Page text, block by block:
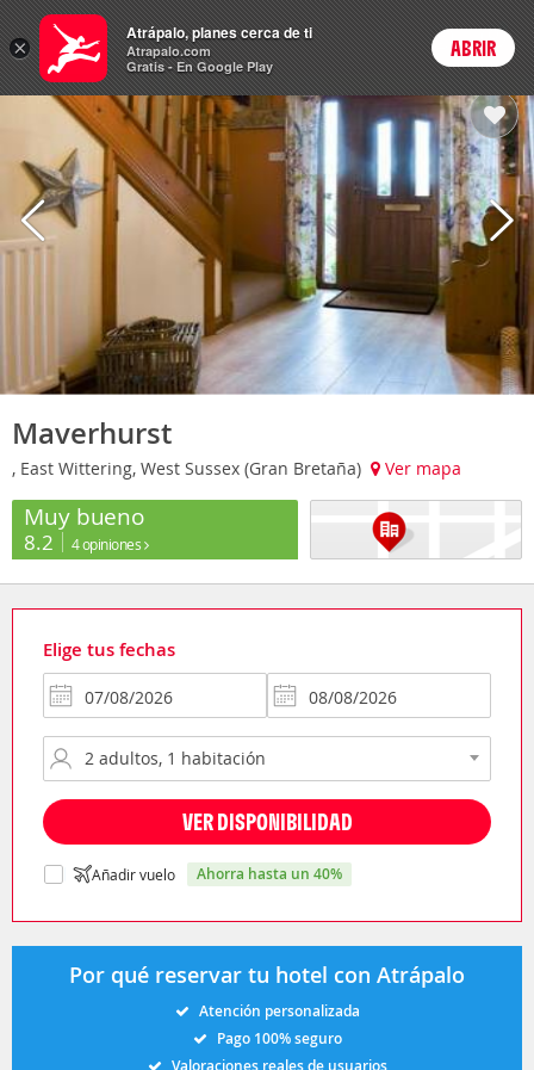
Hoteles Login
Maverhurst
, East Wittering, West Sussex (Gran Bretaña) Ver mapa
Muy bueno
8.2 4 opiniones
Elige tus fechas
VER DISPONIBILIDAD
Añadir vuelo ahorra hasta un 40%
Por qué reservar tu hotel con Atrápalo
Atención personalizada
Pago 100% seguro
Valoraciones reales de usuarios
×
Atrápalo, planes cerca de ti
Atrapalo.com
Gratis - En Google Play
ABRIR